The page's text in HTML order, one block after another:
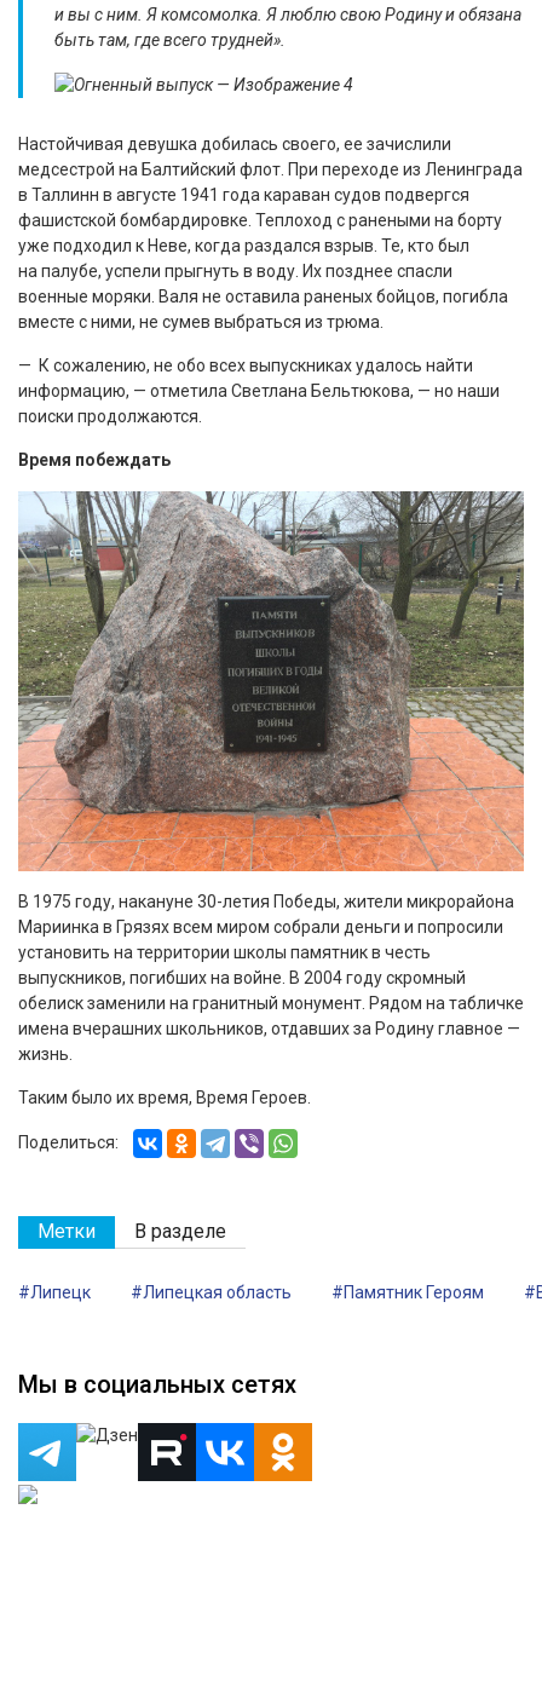
и вы с ним. Я комсомолка. Я люблю свою Родину и обязана
быть там, где всего трудней».
Настойчивая девушка добилась своего, ее зачислили
медсестрой на Балтийский флот. При переходе из Ленинграда
в Таллинн в августе 1941 года караван судов подвергся
фашистской бомбардировке. Теплоход с ранеными на борту
уже подходил к Неве, когда раздался взрыв. Те, кто был
на палубе, успели прыгнуть в воду. Их позднее спасли
военные моряки. Валя не оставила раненых бойцов, погибла
вместе с ними, не сумев выбраться из трюма.
— К сожалению, не обо всех выпускниках удалось найти
информацию, — отметила Светлана Бельтюкова, — но наши
поиски продолжаются.
Время побеждать
В 1975 году, накануне 30-летия Победы, жители микрорайона
Мариинка в Грязях всем миром собрали деньги и попросили
установить на территории школы памятник в честь
выпускников, погибших на войне. В 2004 году скромный
обелиск заменили на гранитный монумент. Рядом на табличке
имена вчерашних школьников, отдавших за Родину главное —
жизнь.
Таким было их время, Время Героев.
Поделиться:
Метки В разделе
#Липецк #Липецкая область #Памятник Героям
Мы в социальных сетях